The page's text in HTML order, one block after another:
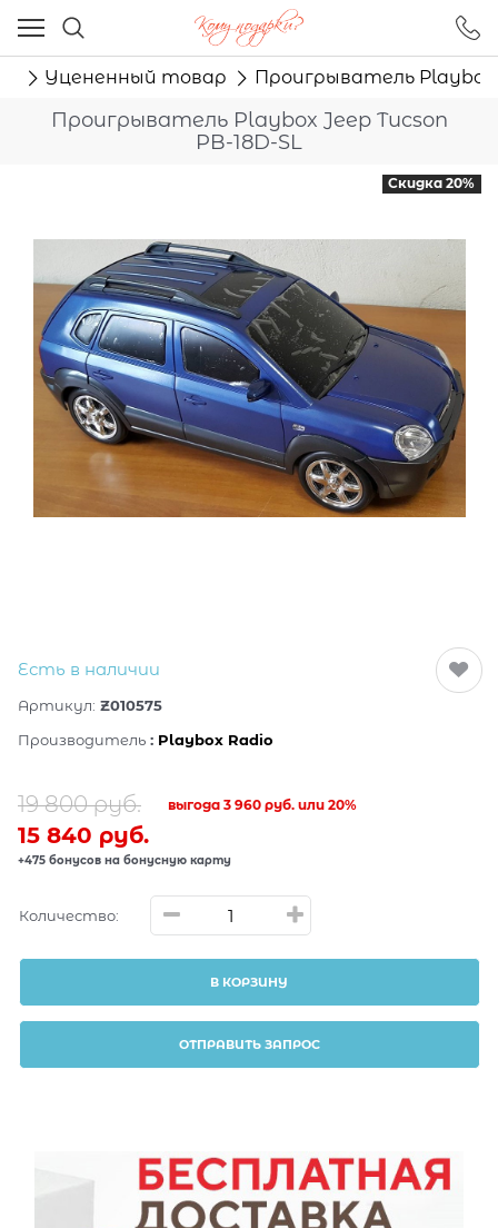
Уцененный товар Проигрыватель Playbox
Проигрыватель Playbox Jeep Tucson
PB-18D-SL
Скидка 20%
Есть в наличии
Артикул: Z010575
Производитель : Playbox Radio
19 800 руб.
15 840 руб.
выгода3 960 руб. или20%
+475 бонусов на бонусную карту
Количество:
В КОРЗИНУ
ОТПРАВИТЬ ЗАПРОС
Ваш город - Москва,
угадали?
ДА НЕТ